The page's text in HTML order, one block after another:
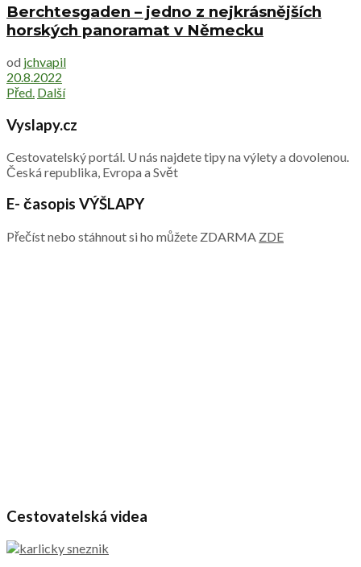
Berchtesgaden – jedno z nejkrásnějších
horských panoramat v Německu
od jchvapil
20.8.2022
Před. Další
Vyslapy.cz
Cestovatelský portál. U nás najdete tipy na výlety a dovolenou.
Česká republika, Evropa a Svět
E- časopis VÝŠLAPY
Přečíst nebo stáhnout si ho můžete ZDARMA ZDE
Cestovatelská videa